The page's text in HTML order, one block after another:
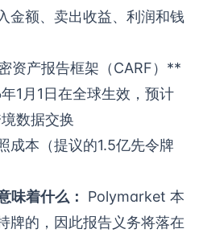
额、卖出收益、利润和钱
资产报告框架（CARF）**
1月1日在全球生效，预计
数据交换
成本（提议的1.5亿先令牌
味着什么：
Polymarket 本
牌的，因此报告义务将落在